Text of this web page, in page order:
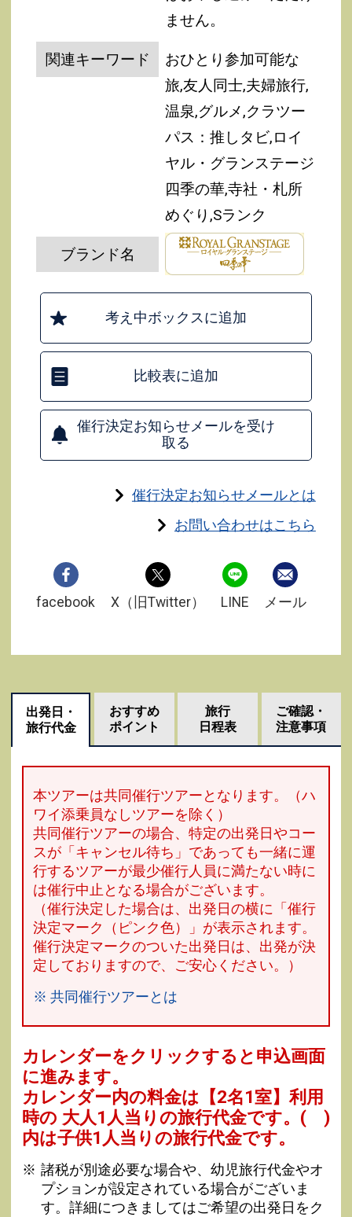
ません。
関連キーワード
おひとり参加可能な
旅,友人同士,夫婦旅行,
温泉,グルメ,クラツー
パス：推しタビ,ロイ
ヤル・グランステージ
四季の華,寺社・札所
めぐり,Sランク
ブランド名
考え中ボックスに追加
比較表に追加
催行決定お知らせメールを受け
取る
催行決定お知らせメールとは
お問い合わせはこちら
facebook X（旧Twitter） LINE メール
出発日・
旅行代金
おすすめ
ポイント
旅行
日程表
ご確認・
注意事項
本ツアーは共同催行ツアーとなります。（ハ
ワイ添乗員なしツアーを除く）
共同催行ツアーの場合、特定の出発日やコー
スが「キャンセル待ち」であっても一緒に運
行するツアーが最少催行人員に満たない時に
は催行中止となる場合がございます。
（催行決定した場合は、出発日の横に「催行
決定マーク（ピンク色）」が表示されます。
催行決定マークのついた出発日は、出発が決
定しておりますので、ご安心ください。）
※ 共同催行ツアーとは
カレンダーをクリックすると申込画面
に進みます。
カレンダー内の料金は 【2名1室】利用
時の 大人1人当りの旅行代金です。 ( )
内は子供1人当りの旅行代金です。
諸税が別途必要な場合や、幼児旅行代金やオ
プションが設定されている場合がございま
す。詳細につきましてはご希望の出発日をク